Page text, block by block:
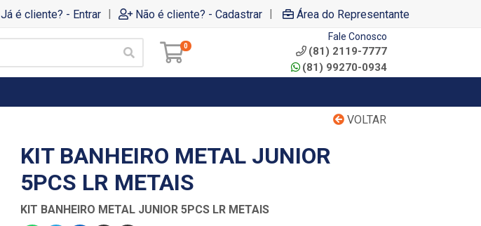
Já é cliente? - Entrar | Não é cliente? - Cadastrar | Área do Representante
0
Fale Conosco
(81) 2119-7777
(81) 99270-0934
VOLTAR
KIT BANHEIRO METAL JUNIOR
5PCS LR METAIS
KIT BANHEIRO METAL JUNIOR 5PCS LR METAIS